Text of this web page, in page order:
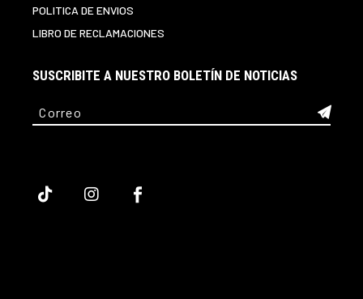
POLITICA DE ENVIOS
LIBRO DE RECLAMACIONES
SUSCRIBITE A NUESTRO BOLETÍN DE NOTICIAS